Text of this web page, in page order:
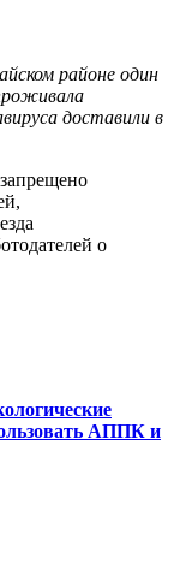
районе один
доставили в
о
АППК и